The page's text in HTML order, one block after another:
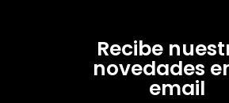
Recibe
novedades
email